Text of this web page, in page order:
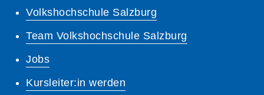
Volkshochschule Salzburg
Team Volkshochschule Salzburg
Jobs
Kursleiter:in werden